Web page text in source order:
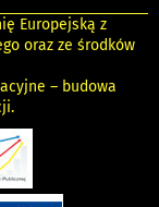
Europejską z
oraz ze środków
– budowa